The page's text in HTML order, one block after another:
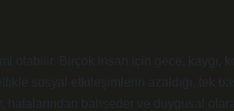
olabilir. Birçok insan için gece, kaygı,
sosyal etkileşimlerin azaldığı, tek
bahseder ve duygusal